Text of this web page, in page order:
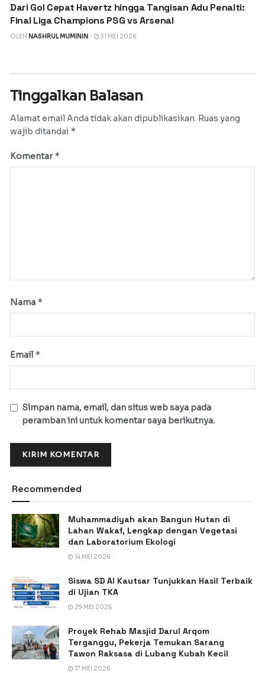
Dari Gol Cepat Havertz hingga Tangisan Adu Penalti:
Final Liga Champions PSG vs Arsenal
OLEH NASHRUL MUMININ 31 MEI 2026
Tinggalkan Balasan
Alamat email Anda tidak akan dipublikasikan. Ruas yang
wajib ditandai *
Komentar*
Nama *
Email *
Simpan nama, email, dan situs web saya pada
peramban ini untuk komentar saya berikutnya.
Recommended
Muhammadiyah akan Bangun Hutan di
Lahan Wakaf, Lengkap dengan Vegetasi
dan Laboratorium Ekologi
14 MEI 2026
Siswa SD Al Kautsar Tunjukkan Hasil Terbaik
di Ujian TKA
29 MEI 2026
Proyek Rehab Masjid Darul Arqom
Terganggu, Pekerja Temukan Sarang
Tawon Raksasa di Lubang Kubah Kecil
17 MEI 2026